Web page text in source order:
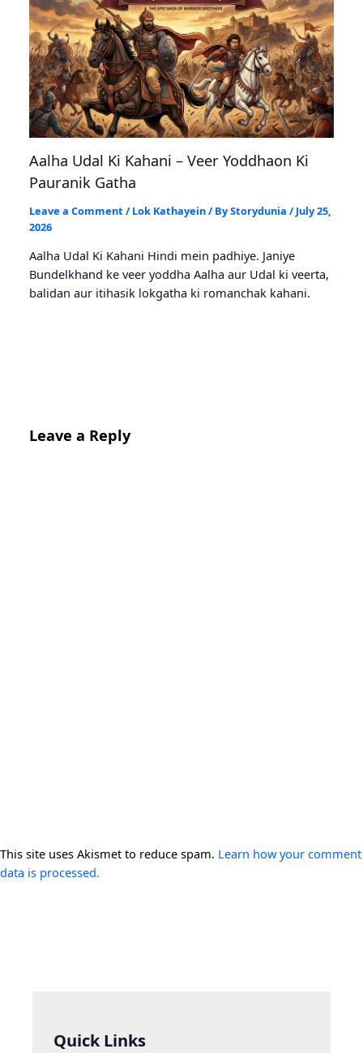
Aalha Udal Ki Kahani – Veer Yoddhaon Ki
Pauranik Gatha
Leave a Comment / Lok Kathayein/ ByStorydunia / July 25,
2026
Aalha Udal Ki Kahani Hindi mein padhiye. Janiye
Bundelkhand ke veer yoddha Aalha aur Udal ki veerta,
balidan aur itihasik lokgatha ki romanchak kahani.
Leave a Reply
This site uses Akismet to reduce spam. Learn how your comment
data is processed.
Quick Links